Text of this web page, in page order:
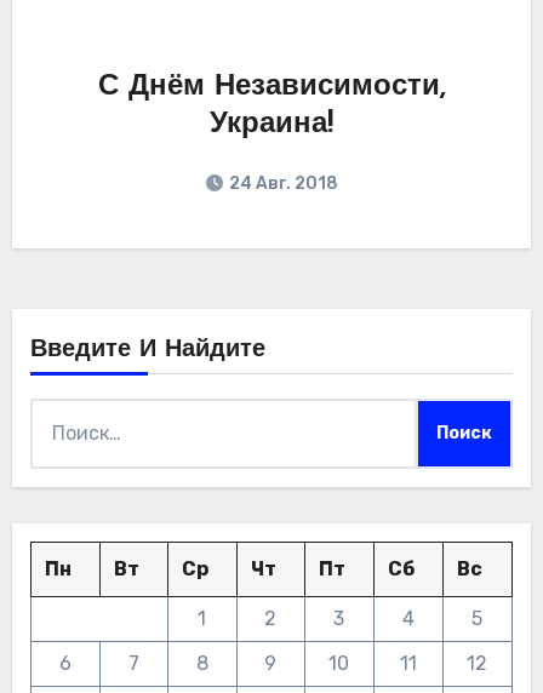
С Днём Независимости,
Украина!
24 Авг. 2018
Введите И Найдите
Пн Вт Ср Чт Пт Сб Вс
1 2 3 4
5
6
7 8 9 10 11
12